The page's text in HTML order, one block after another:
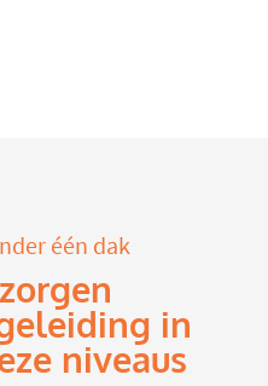
één dak
in
niveaus